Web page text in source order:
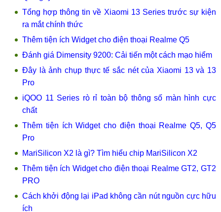
Tổng hợp thông tin về Xiaomi 13 Series trước sự kiện
ra mắt chính thức
Thêm tiện ích Widget cho điện thoại Realme Q5
Đánh giá Dimensity 9200: Cải tiến một cách mạo hiểm
Đây là ảnh chụp thực tế sắc nét của Xiaomi 13 và 13
Pro
iQOO 11 Series rò rỉ toàn bộ thông số màn hình cực
chất
Thêm tiện ích Widget cho điện thoại Realme Q5, Q5
Pro
MariSilicon X2 là gì? Tìm hiểu chip MariSilicon X2
Thêm tiện ích Widget cho điện thoại Realme GT2, GT2
PRO
Cách khởi động lại iPad không cần nút nguồn cực hữu
ích